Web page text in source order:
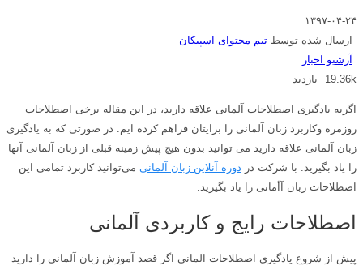
۱۳۹۷-۰۴-۲۴
ارسال شده توسط تیم محتوای اسپیکان
آرشیو اخبار
19.36k بازدید
اگربه یادگیری اصطلاحات آلمانی علاقه دارید، در این مقاله برخی اصطلاحات
روزمره وکاربرد زبان آلمانی را برایتان فراهم کرده ایم. در صورتی که به یادگیری
زبان آلمانی علاقه دارید می توانید بدون هیچ پیش زمینه قبلی از زبان آلمانی آنها
را یاد بگیرید. با شرکت در دوره آنلاین زبان آلمانی می‌توانید کاربرد تمامی این
اصطلاحات زبان آأمانی را یاد بگیرید.
اصطلاحات رایج و کاربردی آلمانی
پیش از شروع یادگیری اصطلاحات المانی اگر قصد آموزش زبان آلمانی را دارید